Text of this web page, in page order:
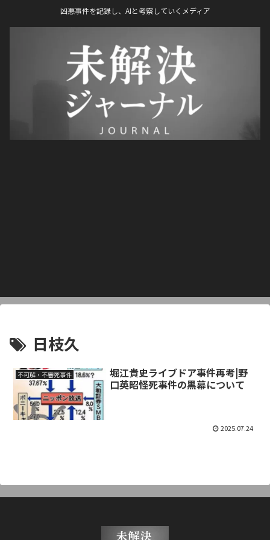
凶悪事件を記録し、AIと考察していくメディア
日枝久
不可解・不審死事件
堀江貴史ライブドア事件再考|野
口英昭怪死事件の黒幕について
2025.07.24